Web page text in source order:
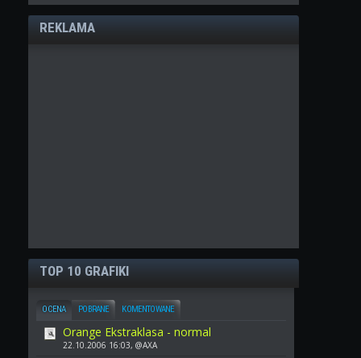
REKLAMA
TOP 10 GRAFIKI
OCENA POBRANE KOMENTOWANE
Orange Ekstraklasa - normal
22.10.2006 16:03, @AXA